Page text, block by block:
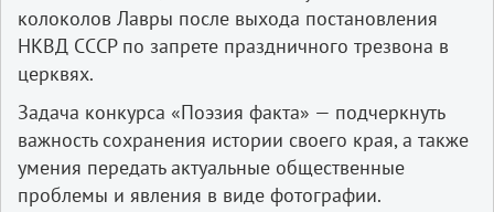
колоколов Лавры после выхода постановления
НКВД СССР по запрете праздничного трезвона в
церквях.
Задача конкурса «Поэзия факта» — подчеркнуть
важность сохранения истории своего края, а также
умения передать актуальные общественные
проблемы и явления в виде фотографии.